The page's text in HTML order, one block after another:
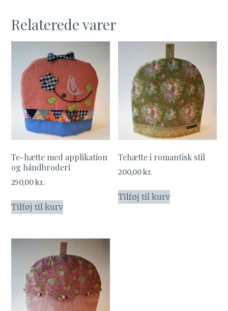
Relaterede varer
Te-hætte med applikation
og håndbroderi
250,00kr.
Tilføj til kurv
Tehætte i romantisk stil
200,00kr.
Tilføj til kurv